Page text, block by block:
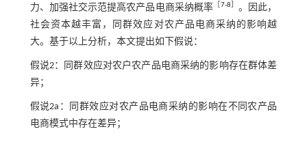
力、加强社交示范提高农产品电商采纳概率［7⁃8
。因此，
社会资本越丰富，同群效应对农产品电商采纳的影响越
大。基于以上分析，本文提出如下假说：
假说2：同群效应对农户农产品电商采纳的影响存在群体差
异；
假说2a：同群效应对农产品电商采纳的影响在不同农产品
电商模式中存在差异；